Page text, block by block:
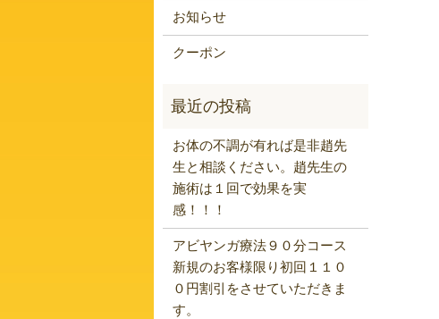
お知らせ
クーポン
お体の不調が有れば是非趙先
生と相談ください。趙先生の
施術は１回で効果を実
感！！！
アビヤンガ療法９０分コース
新規のお客様限り初回１１０
０円割引をさせていただきま
す。